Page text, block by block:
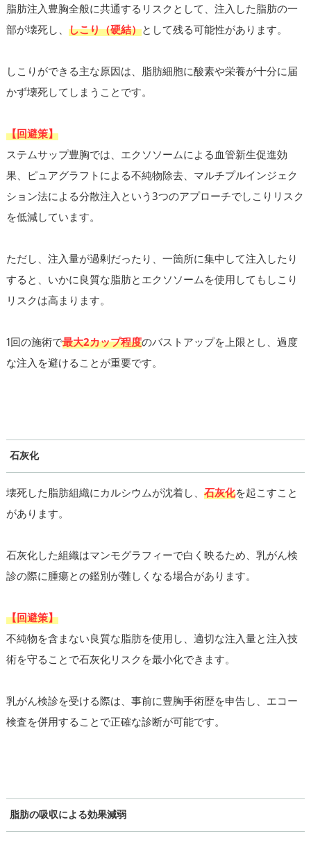
脂肪注入豊胸全般に共通するリスクとして、注入した脂肪の一
部が壊死し、 しこり（硬結）として残る可能性があります。
しこりができる主な原因は、脂肪細胞に酸素や栄養が十分に届
かず壊死してしまうことです。
【回避策】
ステムサップ豊胸では、エクソソームによる血管新生促進効
果、ピュアグラフトによる不純物除去、マルチプルインジェク
ション法による分散注入という3つのアプローチでしこりリスク
を低減しています。
ただし、注入量が過剰だったり、一箇所に集中して注入したり
すると、いかに良質な脂肪とエクソソームを使用してもしこり
リスクは高まります。
1回の施術で最大2カップ程度のバストアップを上限とし、過度
な注入を避けることが重要です。
石灰化
壊死した脂肪組織にカルシウムが沈着し、 石灰化を起こすこと
があります。
石灰化した組織はマンモグラフィーで白く映るため、乳がん検
診の際に腫瘍との鑑別が難しくなる場合があります。
【回避策】
不純物を含まない良質な脂肪を使用し、適切な注入量と注入技
術を守ることで石灰化リスクを最小化できます。
乳がん検診を受ける際は、事前に豊胸手術歴を申告し、エコー
検査を併用することで正確な診断が可能です。
脂肪の吸収による効果減弱